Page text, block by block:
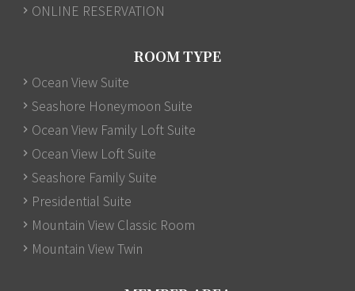
ONLINE RESERVATION
ROOM TYPE
Ocean View Suite
Seashore Honeymoon Suite
Ocean View Family Loft Suite
Ocean View Loft Suite
Seashore Family Suite
Presidential Suite
Mountain View Classic Room
Mountain View Twin